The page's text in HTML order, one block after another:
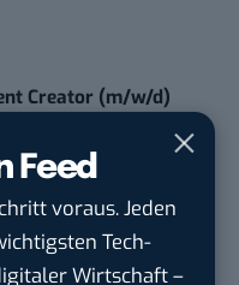
Feed
voraus. Jeden
Tech-
Wirtschaft –
Creator (m/w/d)
Projektmanager
in